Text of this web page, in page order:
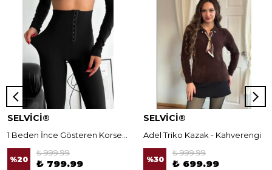
SELVİCİ®
%20
₺ 999.99
₺ 799.99
SELVİCİ®
Adel Triko Kazak - Kahverengi
%30
₺ 999.99
₺ 699.99